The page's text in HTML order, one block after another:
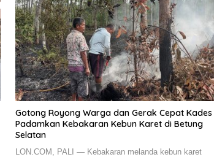
Gotong Royong Warga dan Gerak Cepat Kades
Padamkan Kebakaran Kebun Karet di Betung
Selatan
LON.COM, PALI — Kebakaran melanda kebun karet